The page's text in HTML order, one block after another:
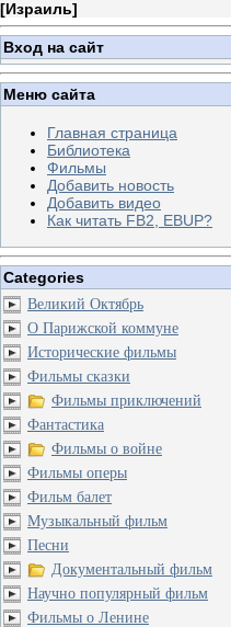
[Израиль]
Вход на сайт
Меню сайта
Главная страница
Библиотека
Фильмы
Добавить новость
Добавить видео
Как читать FB2, EBUP?
Categories
Великий Октябрь
О Парижской коммуне
Исторические фильмы
Фильмы сказки
Фильмы приключений
Фантастика
Фильмы о войне
Фильмы оперы
Фильм балет
Музыкальный фильм
Песни
Документальный фильм
Научно популярный фильм
Фильмы о Ленине